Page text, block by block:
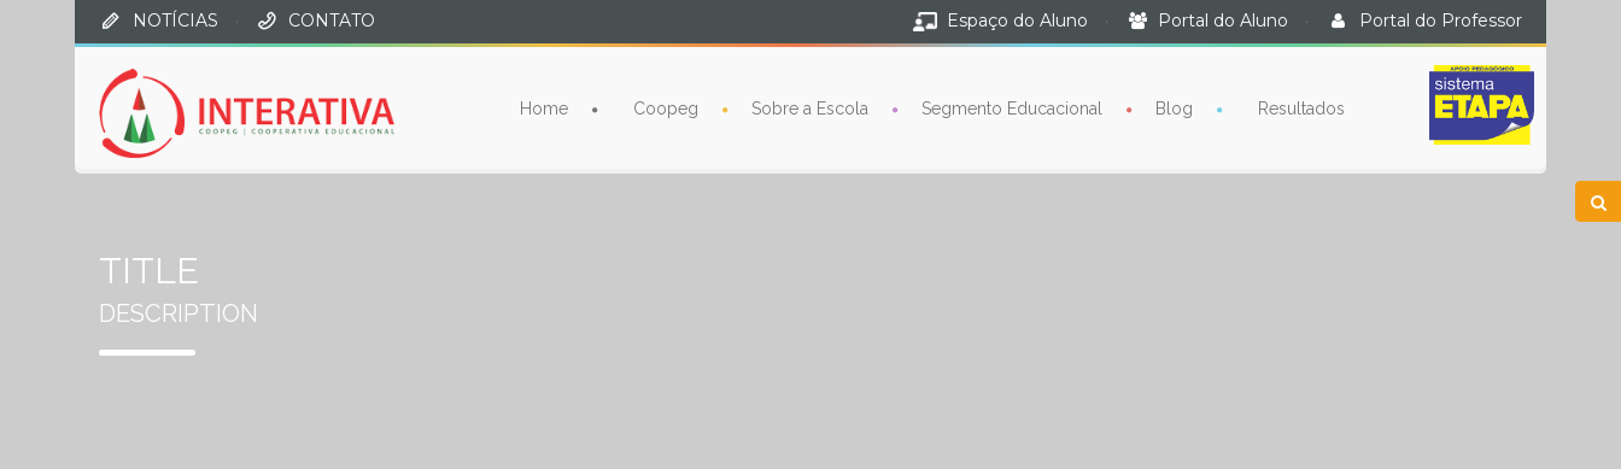
NOTÍCIAS · CONTATO Espaço do Aluno · Portal do Aluno · Portal do Professor
Home Coopeg Sobre a Escola Segmento Educacional Blog Resultados
TITLE
DESCRIPTION